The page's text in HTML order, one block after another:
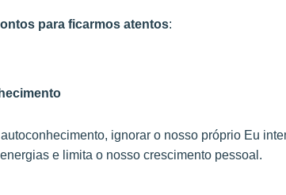
para ficarmos atentos:
ignorar o nosso próprio Eu
e limita o nosso crescimento pessoal.